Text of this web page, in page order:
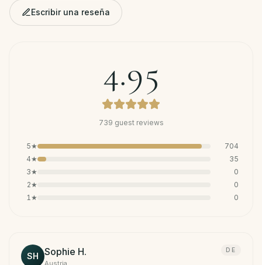
Escribir una reseña
4.95
739 guest reviews
5★
704
4★
35
3★
0
2★
0
1★ 0
SH Sophie H.
Austria
DE